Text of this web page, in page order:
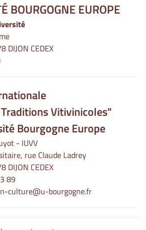
BOURGOGNE EUROPE
DIJON CEDEX
Vitivinicoles"
Bourgogne Europe
- IUVV
rue Claude Ladrey
DIJON CEDEX
89
culture@u-bourgogne.fr